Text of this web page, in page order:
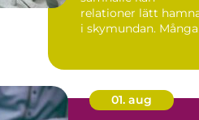
relationer lätt
i skymundan. Många
01. aug